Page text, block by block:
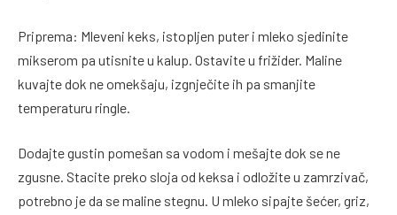
Priprema: Mleveni keks, istopljen puter i mleko sjedinite
mikserom pa utisnite u kalup. Ostavite u frižider. Maline
kuvajte dok ne omekšaju, izgnječite ih pa smanjite
temperaturu ringle.
Dodajte gustin pomešan sa vodom i mešajte dok se ne
zgusne. Stacite preko sloja od keksa i odložite u zamrzivač,
potrebno je da se maline stegnu. U mleko sipajte šećer, griz,